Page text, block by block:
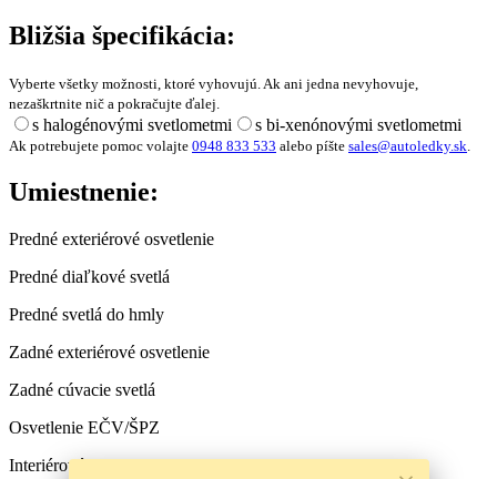
Bližšia špecifikácia:
Vyberte všetky možnosti, ktoré vyhovujú. Ak ani jedna nevyhovuje,
nezaškrtnite nič a pokračujte ďalej.
s halogénovými svetlometmi s bi-xenónovými svetlometmi
Ak potrebujete pomoc volajte 0948 833 533 alebo píšte sales@autoledky.sk.
Umiestnenie:
Predné exteriérové osvetlenie
Predné diaľkové svetlá
Predné svetlá do hmly
Zadné exteriérové osvetlenie
Zadné cúvacie svetlá
Osvetlenie EČV/ŠPZ
Interiérové osvetlenie